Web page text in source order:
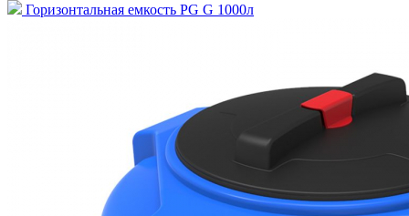
Горизонтальная емкость PG G 1000л